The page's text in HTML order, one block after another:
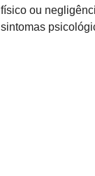
físico ou
sintomas